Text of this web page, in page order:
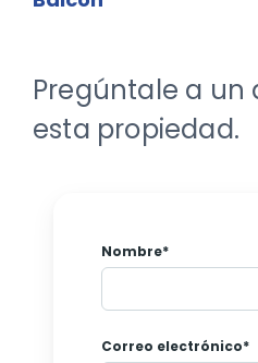
Pregúntale a un
esta propiedad.
Nombre*
Correo electrónico*